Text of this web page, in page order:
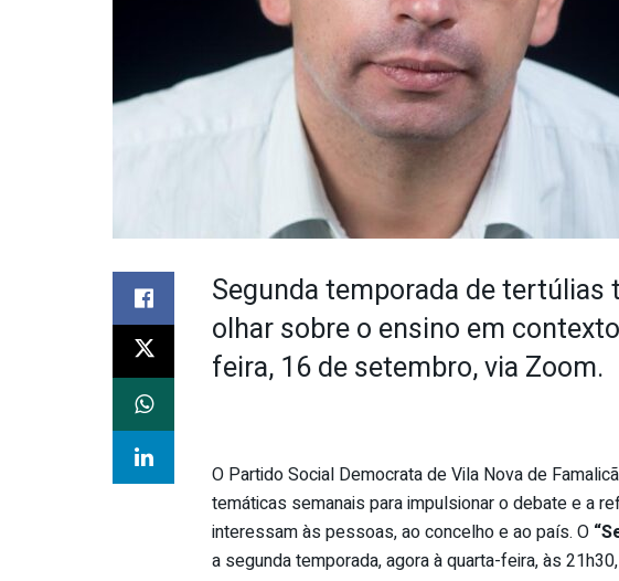
Segunda temporada de
olhar sobre o ensino em
feira, 16 de setembro, via Zoom.
O Partido Social Democrata de Vila Nova de
temáticas semanais para impulsionar o debate e a
interessam às pessoas, ao concelho e ao país. O
a segunda temporada, agora à quarta-feira, às